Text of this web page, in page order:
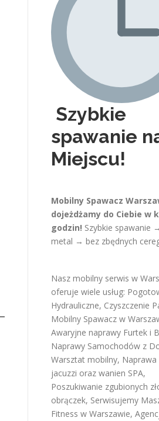
Szybkie
spawanie
Miejscu!
Mobilny Spawacz
dojeżdżamy do Ciebie w
godzin! Szybkie spawanie
metal → bez zbędnych
Nasz mobilny serwis w
oferuje wiele usług:
Hydrauliczne, Czyszczenie
Mobilny Spawacz w
Awaryjne naprawy Furtek i
Naprawy Samochodów z
Warsztat mobilny, Naprawa
jacuzzi oraz wanien SPA,
Poszukiwanie zgubionych
obrączek, Serwisujemy
Fitness w Warszawie,